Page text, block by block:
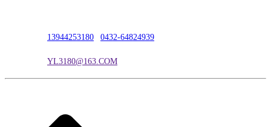
13944253180 0432-64824939
YL3180@163.COM